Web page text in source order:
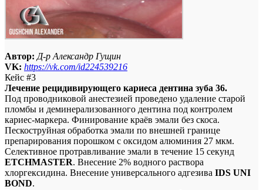
Автор: Д-р Александр Гущин
VK: https://vk.com/id224539216
Кейс #3
Лечение рецидивирующего кариеса дентина зуба 36.
Под проводниковой анестезией проведено удаление старой
пломбы и деминерализованного дентина под контролем
кариес-маркера. Финирование краёв эмали без скоса.
Пескоструйная обработка эмали по внешней границе
препарирования порошком с оксидом алюминия 27 мкм.
Селективное протравливание эмали в течение 15 секунд
ETCHMASTER. Внесение 2% водного раствора
хлоргексидина. Внесение универсального адгезива IDS UNI
BOND.